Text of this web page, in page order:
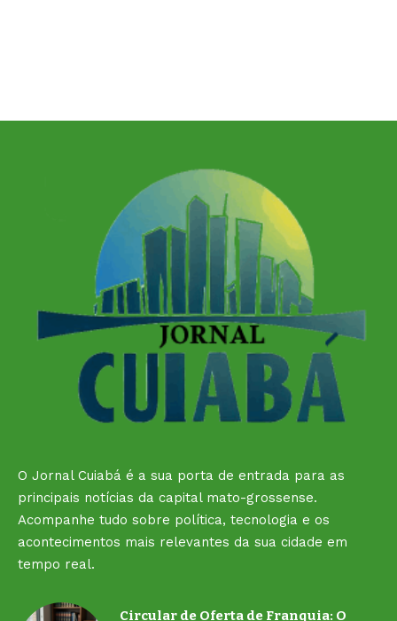
O Jornal Cuiabá é a sua porta de entrada para as
principais notícias da capital mato-grossense.
Acompanhe tudo sobre política, tecnologia e os
acontecimentos mais relevantes da sua cidade em
tempo real.
Circular de Oferta de Franquia: O